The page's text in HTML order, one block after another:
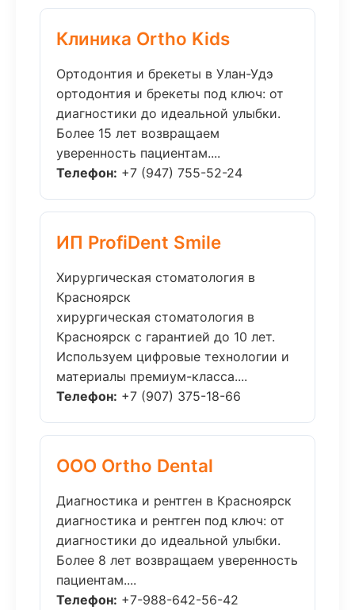
Клиника Ortho Kids
Ортодонтия и брекеты в Улан-Удэ
ортодонтия и брекеты под ключ: от
диагностики до идеальной улыбки.
Более 15 лет возвращаем
уверенность пациентам....
Телефон: +7 (947) 755-52-24
ИП ProfiDent Smile
Хирургическая стоматология в
Красноярск
хирургическая стоматология в
Красноярск с гарантией до 10 лет.
Используем цифровые технологии и
материалы премиум-класса....
Телефон: +7 (907) 375-18-66
ООО Ortho Dental
Диагностика и рентген в Красноярск
диагностика и рентген под ключ: от
диагностики до идеальной улыбки.
Более 8 лет возвращаем уверенность
пациентам....
Телефон: +7-988-642-56-42